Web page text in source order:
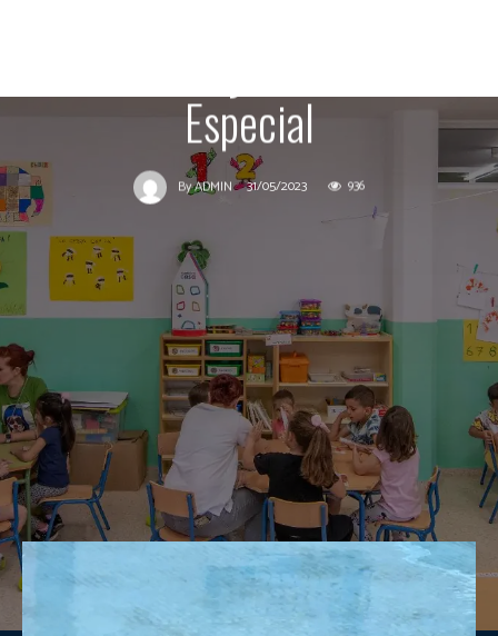
Especial
ByADMIN 31/05/2023 936